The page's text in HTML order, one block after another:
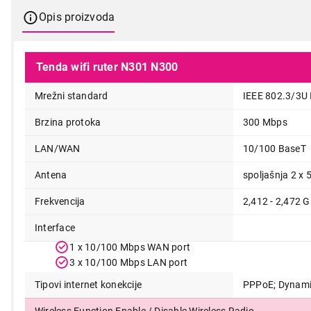
Opis proizvoda
Tenda wifi ruter N301 N300
Mrežni standard IEEE 802.3/
Brzina protoka 300 Mbps
LAN/WAN 10/100 BaseT
Antena spoljašnja 2 x
Frekvencija 2,412 - 2,472
Interface
1 x 10/100 Mbps WAN port
3 x 10/100 Mbps LAN port
Tipovi internet konekcije
PPPoE;